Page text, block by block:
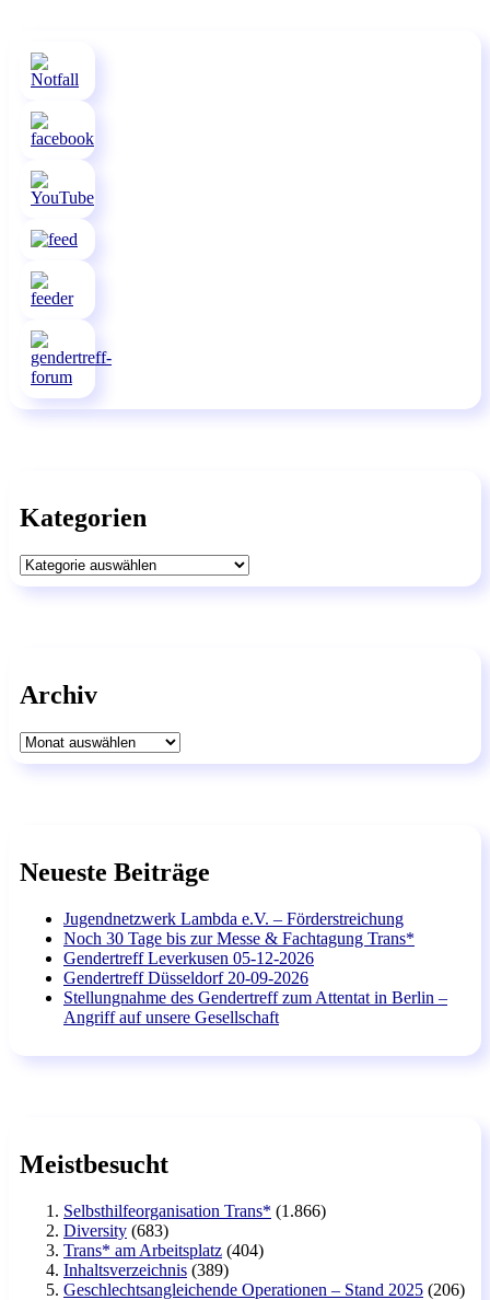
Kategorien
Kategorien
Archiv
Archiv
Neueste Beiträge
Jugendnetzwerk Lambda e.V. – Förderstreichung
Noch 30 Tage bis zur Messe & Fachtagung Trans*
Gendertreff Leverkusen 05-12-2026
Gendertreff Düsseldorf 20-09-2026
Stellungnahme des Gendertreff zum Attentat in Berlin –
Angriff auf unsere Gesellschaft
Meistbesucht
Selbsthilfeorganisation Trans* (1.866)
Diversity (683)
Trans* am Arbeitsplatz (404)
Inhaltsverzeichnis (389)
Geschlechtsangleichende Operationen – Stand 2025 (206)